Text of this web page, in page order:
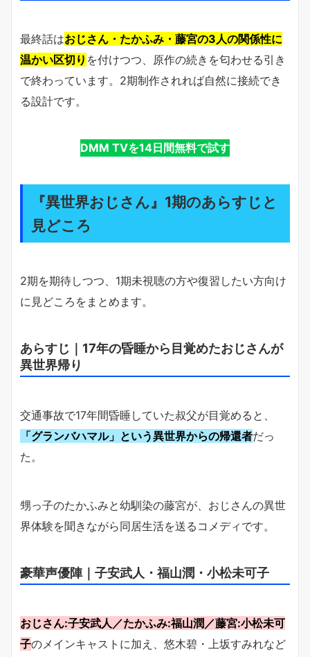
最終話はおじさん・たかふみ・藤宮の3人の関係性に
温かい区切り を付けつつ、原作の続きを匂わせる引き
で終わっています。2期制作されれば自然に接続でき
る設計です。
DMM TVを14日間無料で試す
『異世界おじさん』1期のあらすじと
見どころ
2期を期待しつつ、1期未視聴の方や復習したい方向け
に見どころをまとめます。
あらすじ｜17年の昏睡から目覚めたおじさんが
異世界帰り
交通事故で17年間昏睡していた叔父が目覚めると、
「グランバハマル」という異世界からの帰還者だっ
た。
甥っ子のたかふみと幼馴染の藤宮が、おじさんの異世
界体験を聞きながら同居生活を送るコメディです。
豪華声優陣｜子安武人・福山潤・小松未可子
おじさん:子安武人／たかふみ:福山潤／藤宮:小松未可
子のメインキャストに加え、悠木碧・上坂すみれなど